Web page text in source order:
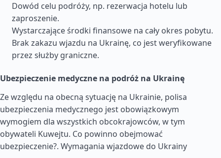
Dowód celu podróży, np. rezerwacja hotelu lub
zaproszenie.
Wystarczające środki finansowe na cały okres pobytu.
Brak zakazu wjazdu na Ukrainę, co jest weryfikowane
przez służby graniczne.
Ubezpieczenie medyczne na podróż na Ukrainę
Ze względu na obecną sytuację na Ukrainie, polisa
ubezpieczenia medycznego jest obowiązkowym
wymogiem dla wszystkich obcokrajowców, w tym
obywateli Kuwejtu. Co powinno obejmować
ubezpieczenie?. Wymagania wjazdowe do Ukrainy